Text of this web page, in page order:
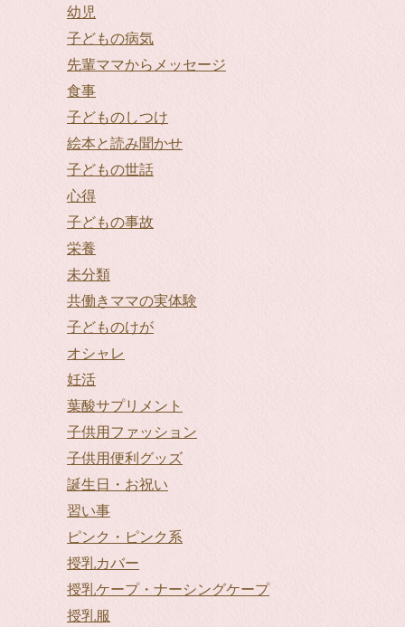
幼児
子どもの病気
先輩ママからメッセージ
食事
子どものしつけ
絵本と読み聞かせ
子どもの世話
心得
子どもの事故
栄養
未分類
共働きママの実体験
子どものけが
オシャレ
妊活
葉酸サプリメント
子供用ファッション
子供用便利グッズ
誕生日・お祝い
習い事
ピンク・ピンク系
授乳カバー
授乳ケープ・ナーシングケープ
授乳服